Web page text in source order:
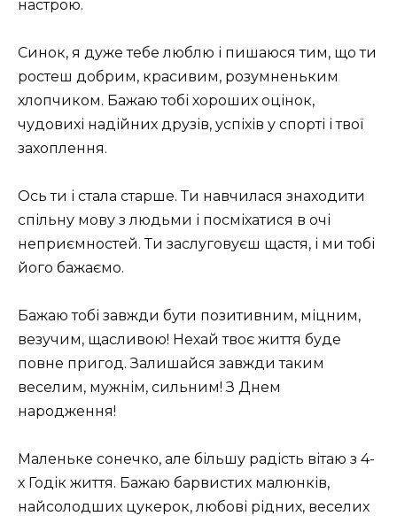
настрою.
Синок, я дуже тебе люблю і пишаюся тим, що ти
ростеш добрим, красивим, розумненьким
хлопчиком. Бажаю тобі хороших оцінок,
чудовихі надійних друзів, успіхів у спорті і твої
захоплення.
Ось ти і стала старше. Ти навчилася знаходити
спільну мову з людьми і посміхатися в очі
неприємностей. Ти заслуговуєш щастя, і ми тобі
його бажаємо.
Бажаю тобі завжди бути позитивним, міцним,
везучим, щасливою! Нехай твоє життя буде
повне пригод. Залишайся завжди таким
веселим, мужнім, сильним! З Днем
народження!
Маленьке сонечко, але більшу радість вітаю з 4-
х Годік життя. Бажаю барвистих малюнків,
найсолодших цукерок, любові рідних, веселих